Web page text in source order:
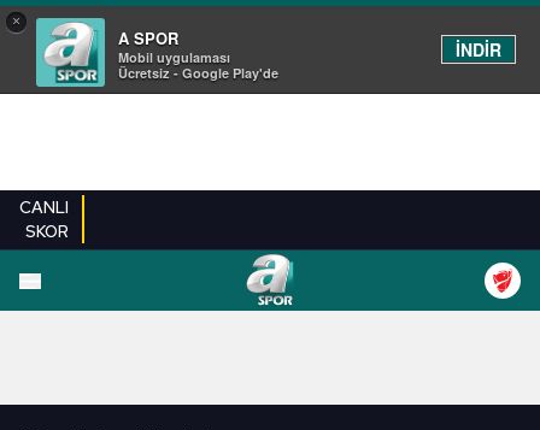
×
A SPOR
Mobil uygulaması
Ücretsiz - Google Play'de
İNDİR
CANLI
SKOR
FUTBOL